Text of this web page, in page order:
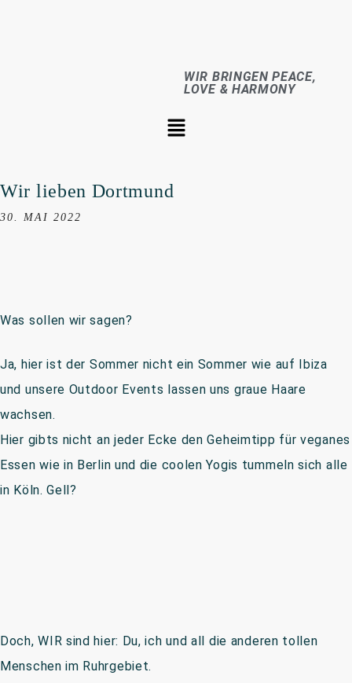
WIR BRINGEN PEACE,
LOVE & HARMONY
Wir lieben Dortmund
30. MAI 2022
Was sollen wir sagen?
Ja, hier ist der Sommer nicht ein Sommer wie auf Ibiza
und unsere Outdoor Events lassen uns graue Haare
wachsen.
Hier gibts nicht an jeder Ecke den Geheimtipp für veganes
Essen wie in Berlin und die coolen Yogis tummeln sich alle
in Köln. Gell?
Doch, WIR sind hier: Du, ich und all die anderen tollen
Menschen im Ruhrgebiet.